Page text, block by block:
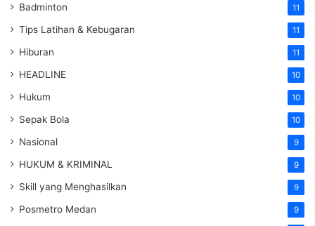
Badminton 11
Tips Latihan & Kebugaran 11
Hiburan 11
HEADLINE 10
Hukum 10
Sepak Bola 10
Nasional 9
HUKUM & KRIMINAL 9
Skill yang Menghasilkan 9
Posmetro Medan 9